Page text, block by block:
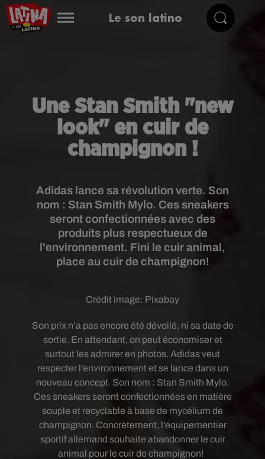
Le son latino
Une Stan Smith "new
look" en cuir de
champignon !
Adidas lance sa révolution verte. Son
nom : Stan Smith Mylo. Ces sneakers
seront confectionnées avec des
produits plus respectueux de
l'environnement. Fini le cuir animal,
place au cuir de champignon!
Crédit image: Pixabay
Son prix n’a pas encore été dévoilé, ni sa date de
sortie. En attendant, on peut économiser et
surtout les admirer en photos. Adidas veut
respecter l’environnement et se lance dans un
nouveau concept. Son nom : Stan Smith Mylo.
Ces sneakers seront confectionnées en matière
souple et recyclable à base de mycélium de
champignon. Concrètement, l'équipementier
sportif allemand souhaite abandonner le cuir
animal pour le cuir de champignon!